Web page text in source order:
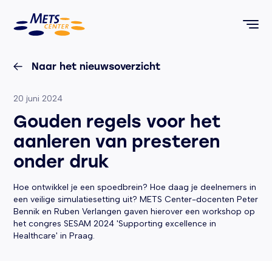
METS Center, terug naar de homepagina
Naar het nieuwsoverzicht
Geplaatst op:
20 juni 2024
Gouden regels voor het
aanleren van presteren
onder druk
Hoe ontwikkel je een spoedbrein? Hoe daag je deelnemers in
een veilige simulatiesetting uit? METS Center-docenten Peter
Bennik en Ruben Verlangen gaven hierover een workshop op
het congres SESAM 2024 'Supporting excellence in
Healthcare' in Praag.